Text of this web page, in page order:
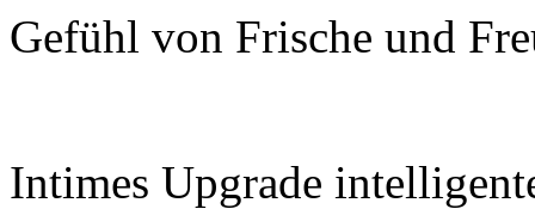
Gefühl von Frische und
Intimes Upgrade